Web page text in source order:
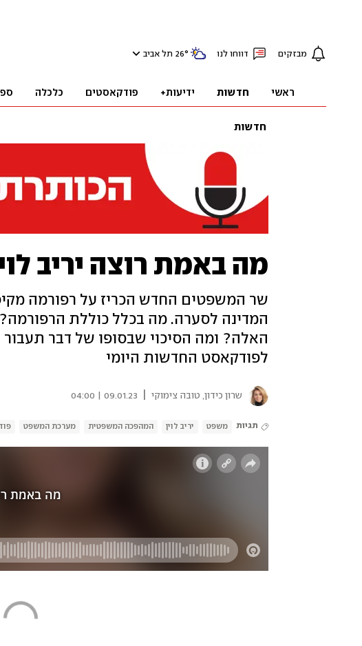
מבזקים דווחו לנו 26° תל אביב
ראשי חדשות ידיעות+ פודקאסטים כלכלה
חדשות
מה באמת רוצה יריב
שר המשפטים החדש הכריז על רפורמה
המדינה לסערה. מה בכלל כוללת
האלה? ומה הסיכוי שבסופו של דבר תעבור
לפודקאסט החדשות היומי
שרון כידון טובה צימוקי 09.01.23 | 04:00
תגיות משפט יריב לוין המהפכה המשפטית מערכת המשפט